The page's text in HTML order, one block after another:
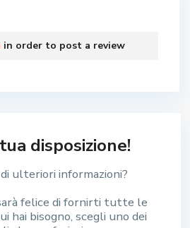
in order to post a review
disposizione!
ulteriori informazioni?
felice di fornirti tutte le
hai bisogno, scegli uno dei